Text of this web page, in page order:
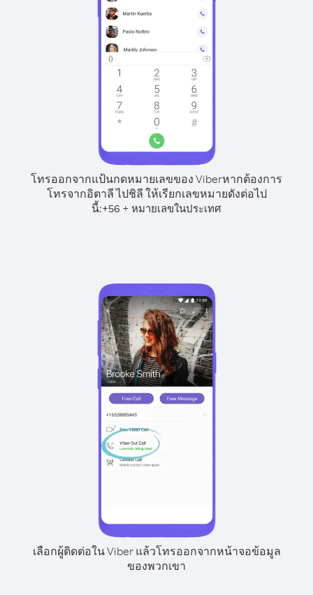
โทรออกจากแป้นกดหมายเลขของ Viberหากต้องการ
โทรจากอิตาลี ไปชิลี ให้เรียกเลขหมายดังต่อไป
นี้:+56 + หมายเลขในประเทศ
เลือกผู้ติดต่อใน Viber แล้วโทรออกจากหน้าจอข้อมูล
ของพวกเขา